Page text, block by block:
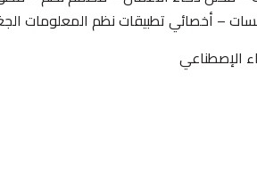
– أخصائي تطبيقات نظم المعلومات
الإصطناعي
تعلم الآلة – مهندس بيانات – مهندس